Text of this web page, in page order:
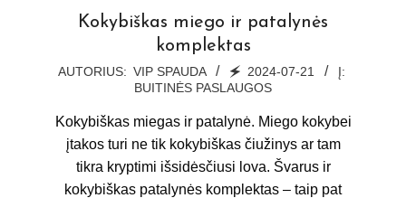
Kokybiškas miego ir patalynės
komplektas
2024-
21
AUTORIUS: VIP SPAUDA 🗲 2024-07-21
Į:
BUITINĖS PASLAUGOS
Kokybiškas miegas ir patalynė. Miego kokybei
įtakos turi ne tik kokybiškas čiužinys ar tam
tikra kryptimi išsidėsčiusi lova. Švarus ir
kokybiškas patalynės komplektas – taip pat